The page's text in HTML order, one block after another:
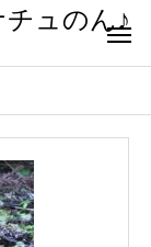
ュのん♪